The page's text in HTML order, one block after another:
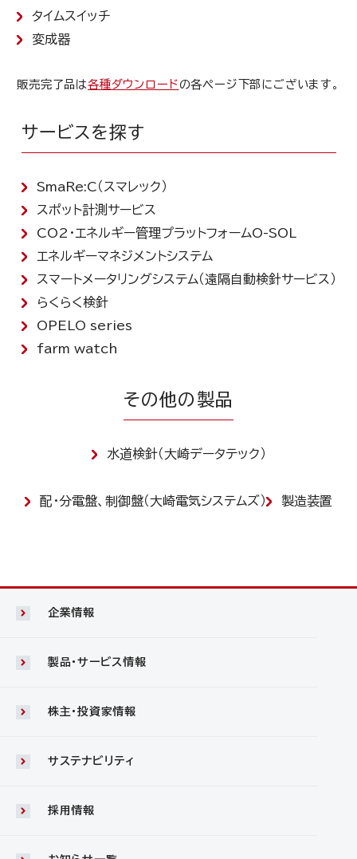
タイムスイッチ
変成器
販売完了品は各種ダウンロード の各ページ下部にございます。
サービスを探す
SmaRe:C（スマレック）
スポット計測サービス
CO2・エネルギー管理プラットフォームO-SOL
エネルギーマネジメントシステム
スマートメータリングシステム（遠隔自動検針サービス）
らくらく検針
OPELO series
farm watch
その他の製品
水道検針（大崎データテック）
配・分電盤、制御盤（大崎電気システムズ） 製造装置
企業情報
製品・サービス情報
株主・投資家情報
サステナビリティ
採用情報